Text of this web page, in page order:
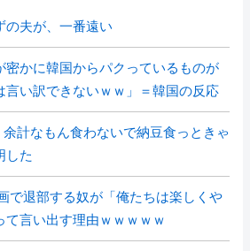
の夫が、一番遠い
密かに韓国からパクっているものが
い訳できないｗｗ」＝韓国の反応
余計なもん食わないで納豆食っときゃ
した
で退部する奴が「俺たちは楽しくや
て言い出す理由ｗｗｗｗｗ